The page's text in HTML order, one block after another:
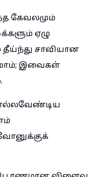
கேவலமும்
ஏழு
சாவியான
இவைகள்